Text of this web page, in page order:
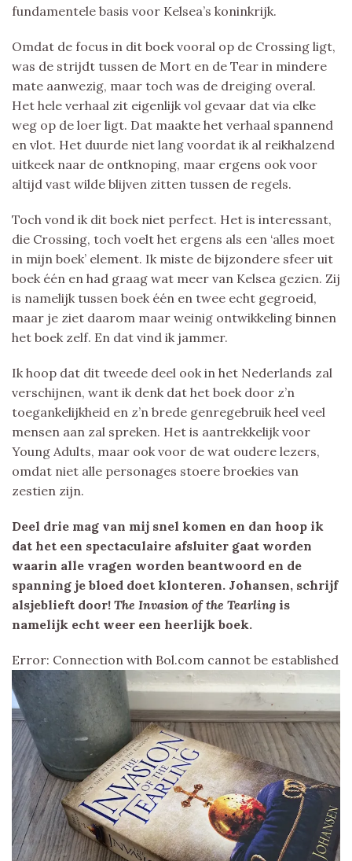
fundamentele basis voor Kelsea’s koninkrijk.
Omdat de focus in dit boek vooral op de Crossing ligt,
was de strijdt tussen de Mort en de Tear in mindere
mate aanwezig, maar toch was de dreiging overal.
Het hele verhaal zit eigenlijk vol gevaar dat via elke
weg op de loer ligt. Dat maakte het verhaal spannend
en vlot. Het duurde niet lang voordat ik al reikhalzend
uitkeek naar de ontknoping, maar ergens ook voor
altijd vast wilde blijven zitten tussen de regels.
Toch vond ik dit boek niet perfect. Het is interessant,
die Crossing, toch voelt het ergens als een ‘alles moet
in mijn boek’ element. Ik miste de bijzondere sfeer uit
boek één en had graag wat meer van Kelsea gezien. Zij
is namelijk tussen boek één en twee echt gegroeid,
maar je ziet daarom maar weinig ontwikkeling binnen
het boek zelf. En dat vind ik jammer.
Ik hoop dat dit tweede deel ook in het Nederlands zal
verschijnen, want ik denk dat het boek door z’n
toegankelijkheid en z’n brede genregebruik heel veel
mensen aan zal spreken. Het is aantrekkelijk voor
Young Adults, maar ook voor de wat oudere lezers,
omdat niet alle personages stoere broekies van
zestien zijn.
Deel drie mag van mij snel komen en dan hoop ik
dat het een spectaculaire afsluiter gaat worden
waarin alle vragen worden beantwoord en de
spanning je bloed doet klonteren. Johansen, schrijf
alsjeblieft door! The Invasion of the Tearling is
namelijk echt weer een heerlijk boek.
Error: Connection with Bol.com cannot be established